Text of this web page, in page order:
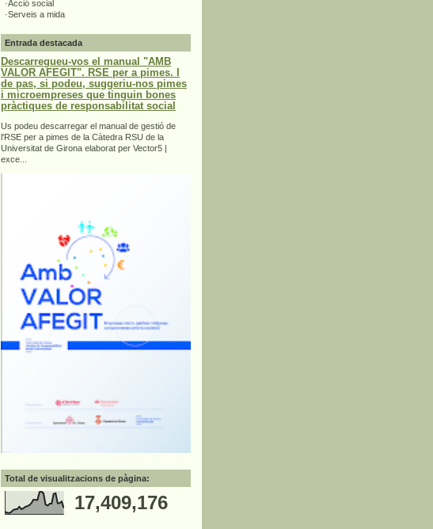
·Acció social
·Serveis a mida
Entrada destacada
Descarregueu-vos el manual "AMB
VALOR AFEGIT". RSE per a pimes. I
de pas, si podeu, suggeriu-nos pimes
i microempreses que tinguin bones
pràctiques de responsabilitat social
Us podeu descarregar el manual de gestió de
l'RSE per a pimes de la Càtedra RSU de la
Universitat de Girona elaborat per Vector5 |
exce...
Total de visualitzacions de pàgina:
17,409,176